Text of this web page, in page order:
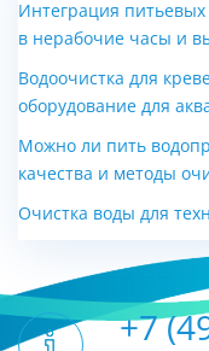
Интеграция питьевых
в нерабочие часы и
Водоочистка для
оборудование для
Можно ли пить
качества и методы
Очистка воды для
+7